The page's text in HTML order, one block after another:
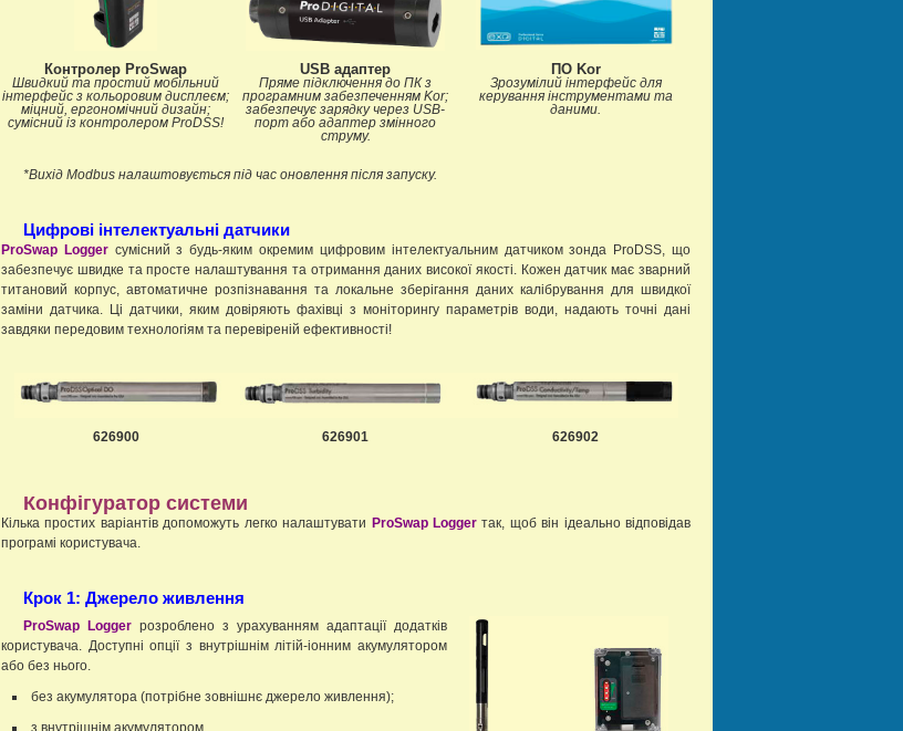
Контролер ProSwap
Швидкий та простий мобільний
інтерфейс з кольоровим дисплеєм;
міцний, ергономічний дизайн;
сумісний із контролером ProDSS!
USB адаптер
Пряме підключення до ПК з
програмним забезпеченням Kor;
забезпечує зарядку через USB-
порт або адаптер змінного
струму.
ПО Kor
Зрозумілий інтерфейс для
керування інструментами та
даними.
*Вихід Modbus налаштовується під час оновлення після запуску.
Цифрові інтелектуальні датчики
ProSwap Loggerсумісний з будь-яким окремим цифровим інтелектуальним датчиком зонда ProDSS, що
забезпечує швидке та просте налаштування та отримання даних високої якості. Кожен датчик має зварний
титановий корпус, автоматичне розпізнавання та локальне зберігання даних калібрування для швидкої
заміни датчика. Ці датчики, яким довіряють фахівці з моніторингу параметрів води, надають точні дані
завдяки передовим технологіям та перевіреній ефективності!
626900 626901 626902
Конфігуратор системи
Кілька простих варіантів допоможуть легко налаштувати ProSwap Loggerтак, щоб він ідеально відповідав
програмі користувача.
Крок 1: Джерело живлення
ProSwap Logger розроблено з урахуванням адаптації додатків
користувача. Доступні опції з внутрішнім літій-іонним акумулятором
або без нього.
без акумулятора (потрібне зовнішнє джерело живлення);
з внутрішнім акумулятором.